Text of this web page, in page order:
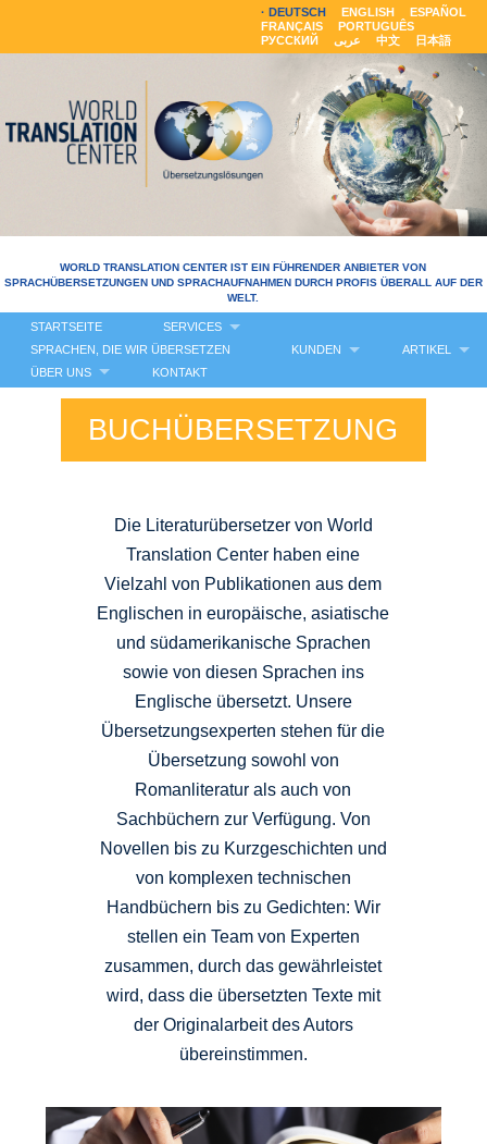
DEUTSCH ENGLISH
ESPAÑOL
FRANÇAIS
PORTUGUÊS
РУССКИЙ
عربى 中文 日本語
WORLD TRANSLATION CENTER IST EIN FÜHRENDER ANBIETER VON
SPRACHÜBERSETZUNGEN UND SPRACHAUFNAHMEN DURCH PROFIS ÜBERALL AUF DER
WELT.
STARTSEITE
SERVICES
SPRACHEN, DIE WIR ÜBERSETZEN
KUNDEN
ARTIKEL
ÜBER UNS
KONTAKT
BUCHÜBERSETZUNG
Die Literaturübersetzer von World
Translation Center haben eine
Vielzahl von Publikationen aus dem
Englischen in europäische, asiatische
und südamerikanische Sprachen
sowie von diesen Sprachen ins
Englische übersetzt. Unsere
Übersetzungsexperten stehen für die
Übersetzung sowohl von
Romanliteratur als auch von
Sachbüchern zur Verfügung. Von
Novellen bis zu Kurzgeschichten und
von komplexen technischen
Handbüchern bis zu Gedichten: Wir
stellen ein Team von Experten
zusammen, durch das gewährleistet
wird, dass die übersetzten Texte mit
der Originalarbeit des Autors
übereinstimmen.